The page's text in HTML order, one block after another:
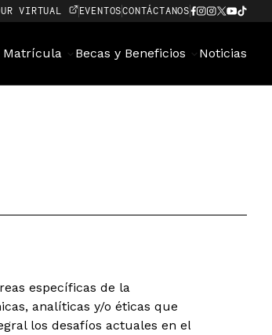
VIRTUAL EVENTOSCONTÁCTANOS
Matrícula Becas y Beneficios Noticias
específicas de la
analíticas y/o éticas que
los desafíos actuales en el